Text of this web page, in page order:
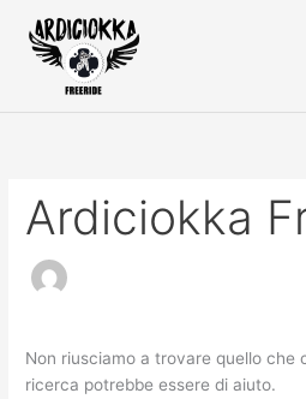
contenuto
Ardiciokka
Non riusciamo a trovare quello che
ricerca potrebbe essere di aiuto.